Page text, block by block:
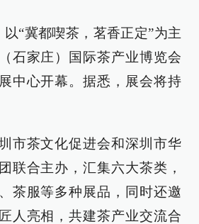
以“冀都喫茶，茗香正定”为主
石家庄）国际茶产业博览会
中心开幕。据悉，展会将持
市茶文化促进会和深圳市华
联合主办，汇集六大茶类，
茶服等多种展品，同时还邀
人亮相，共建茶产业交流合